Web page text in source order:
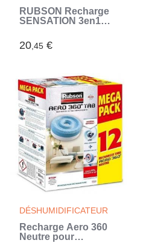
RUBSON Recharge
SENSATION 3en1
Lot de 2 recharges
20,45 €
DÉSHUMIDIFICATEUR
Recharge Aero 360
Neutre pour